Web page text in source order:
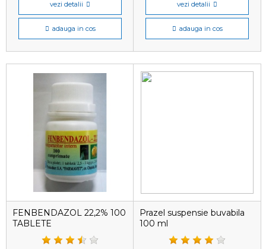
vezi detalii
adauga in cos
vezi detalii
adauga in cos
FENBENDAZOL 22,2% 100
TABLETE
Prazel suspensie buvabila
100 ml